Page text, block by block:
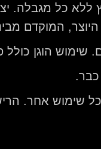
כל מגבלה.
הוגן כולל
כבר.
שימוש אחר.